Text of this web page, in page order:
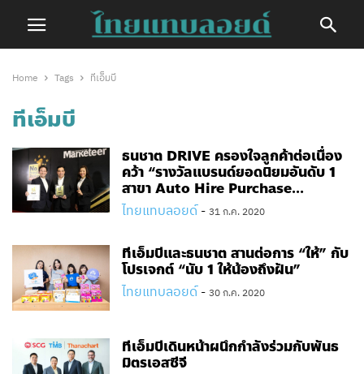
Home Tags ทีเอ็มบี
ทีเอ็มบี
ธนชาต DRIVE ครองใจลูกค้าต่อเนื่อง
คว้า “รางวัลแบรนด์ยอดนิยมอันดับ 1
สาขา Auto Hire Purchase...
ไทยแทบลอยด์ - 31 ก.ค. 2020
ทีเอ็มบีและธนชาต สานต่อการ “ให้” กับ
โปรเจกต์ “นับ 1 ให้น้องถึงฝัน”
ไทยแทบลอยด์ - 30 ก.ค. 2020
ทีเอ็มบีเดินหน้าผนึกกำลังร่วมกับพันธ
มิตรเอสซีจี